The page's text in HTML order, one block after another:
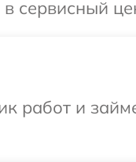
сервисный
работ и